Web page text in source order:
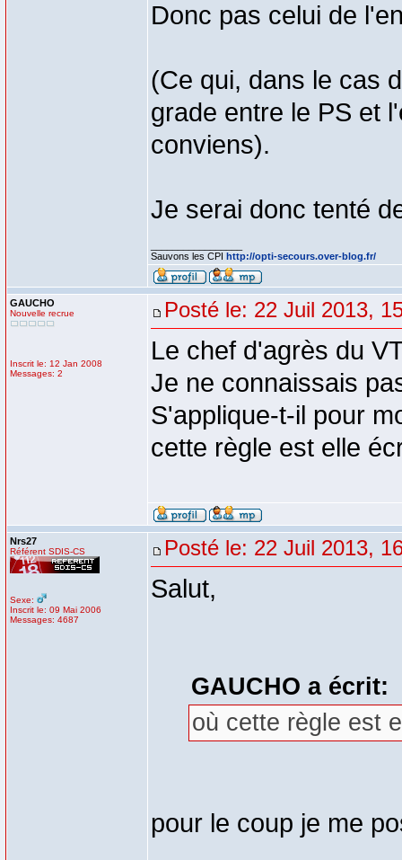
Donc pas celui de
(Ce qui, dans le cas
grade entre le PS et
conviens).
Je serai donc tenté
Sauvons les CPI http://opti-secours.over-blog.fr/
GAUCHO
Nouvelle recrue
Inscrit le: 12 Jan 2008
Messages: 2
Posté le: 22 Juil 2013,
Le chef d'agrès du
Je ne connaissais
S'applique-t-il pour
cette règle est elle
Nrs27
Référent SDIS-CS
Sexe:
Inscrit le: 09 Mai 2006
Messages: 4687
Posté le: 22 Juil 2013,
Salut,
GAUCHO a écrit:
où cette règle est
pour le coup je me